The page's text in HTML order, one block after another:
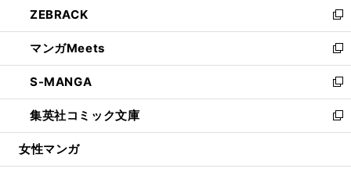
く
で
開
く
ド
ウ
で
開
く
ィ
ン
ド
ウ
で
開
く
い
ウ
ィ
ン
ド
ウ
で
開
ZEBRACK
新
し
い
ウ
ィ
ン
ド
ウ
開
マンガMeets
新
し
い
ウ
ィ
ン
ウ
S-MANGA
新
し
い
ウ
ン
集英社コミック文庫
新
し
ウ
女性マンガ